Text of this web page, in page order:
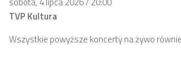
TVP Kultura
Wszystkie powyższe koncerty na żywo